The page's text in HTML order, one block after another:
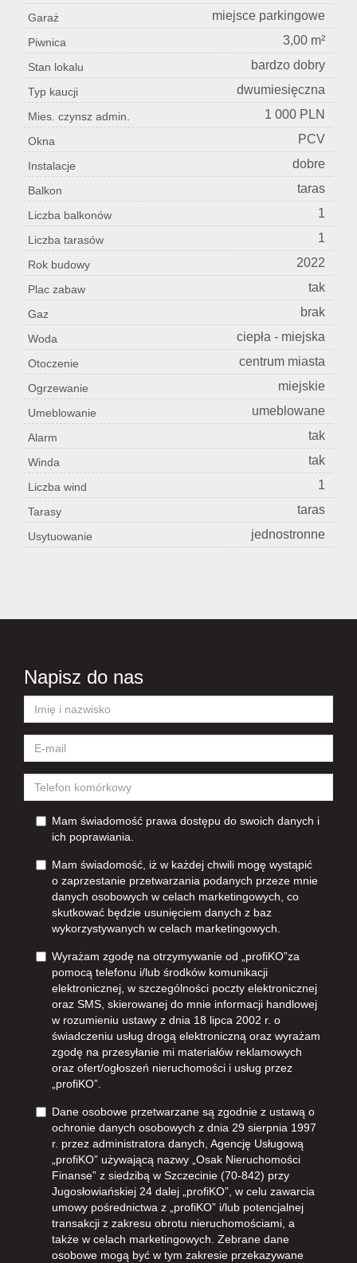
Garaż miejsce parkingowe
Piwnica 3,00 m²
Stan lokalu bardzo dobry
Typ kaucji dwumiesięczna
Mies. czynsz admin. 1 000 PLN
Okna PCV
Instalacje dobre
Balkon taras
Liczba balkonów 1
Liczba tarasów 1
Rok budowy 2022
Plac zabaw tak
Gaz brak
Woda ciepła - miejska
Otoczenie centrum miasta
Ogrzewanie miejskie
Umeblowanie umeblowane
Alarm tak
Winda tak
Liczba wind 1
Tarasy taras
Usytuowanie jednostronne
Napisz do nas
Mam świadomość prawa dostępu do swoich danych i
ich poprawiania.
Mam świadomość, iż w każdej chwili mogę wystąpić
o zaprzestanie przetwarzania podanych przeze mnie
danych osobowych w celach marketingowych, co
skutkować będzie usunięciem danych z baz
wykorzystywanych w celach marketingowych.
Wyrażam zgodę na otrzymywanie od „profiKO”za
pomocą telefonu i/lub środków komunikacji
elektronicznej, w szczególności poczty elektronicznej
oraz SMS, skierowanej do mnie informacji handlowej
w rozumieniu ustawy z dnia 18 lipca 2002 r. o
świadczeniu usług drogą elektroniczną oraz wyrażam
zgodę na przesyłanie mi materiałów reklamowych
oraz ofert/ogłoszeń nieruchomości i usług przez
„profiKO”.
Dane osobowe przetwarzane są zgodnie z ustawą o
ochronie danych osobowych z dnia 29 sierpnia 1997
r. przez administratora danych, Agencję Usługową
„profiKO” używającą nazwy „Osak Nieruchomości
Finanse” z siedzibą w Szczecinie (70-842) przy
Jugosłowiańskiej 24 dalej „profiKO”, w celu zawarcia
umowy pośrednictwa z „profiKO” i/lub potencjalnej
transakcji z zakresu obrotu nieruchomościami, a
także w celach marketingowych. Zebrane dane
osobowe mogą być w tym zakresie przekazywane